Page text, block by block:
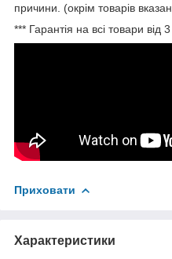
причини. (окрім товарів
*** Гарантія на всі товари від 3
Приховати
Характеристики